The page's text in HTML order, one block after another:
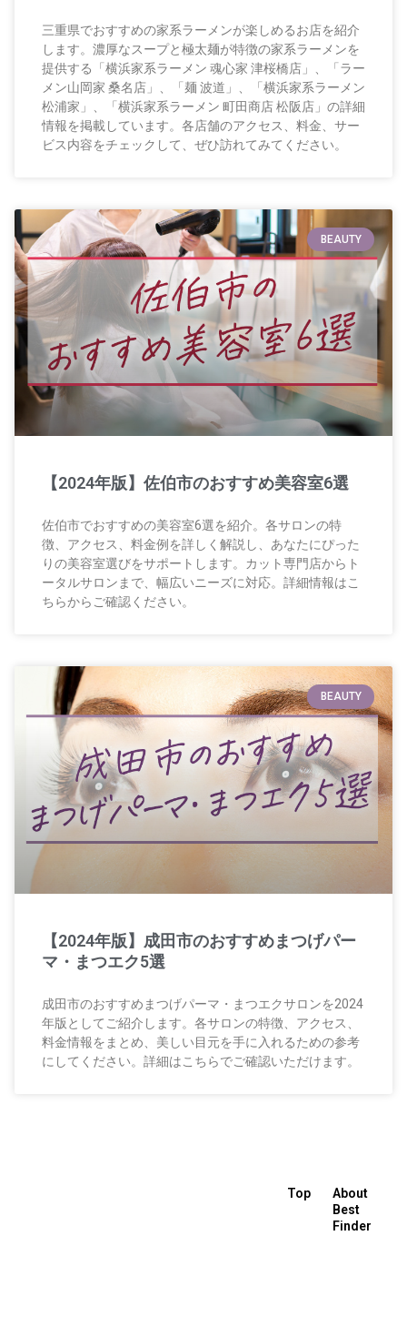
三重県でおすすめの家系ラーメンが楽しめるお店を紹介
します。濃厚なスープと極太麺が特徴の家系ラーメンを
提供する「横浜家系ラーメン 魂心家 津桜橋店」、「ラー
メン山岡家 桑名店」、「麺 波道」、「横浜家系ラーメン
松浦家」、「横浜家系ラーメン 町田商店 松阪店」の詳細
情報を掲載しています。各店舗のアクセス、料金、サー
ビス内容をチェックして、ぜひ訪れてみてください。
BEAUTY
【2024年版】佐伯市のおすすめ美容室6選
佐伯市でおすすめの美容室6選を紹介。各サロンの特
徴、アクセス、料金例を詳しく解説し、あなたにぴった
りの美容室選びをサポートします。カット専門店からト
ータルサロンまで、幅広いニーズに対応。詳細情報はこ
ちらからご確認ください。
BEAUTY
【2024年版】成田市のおすすめまつげパー
マ・まつエク5選
成田市のおすすめまつげパーマ・まつエクサロンを2024
年版としてご紹介します。各サロンの特徴、アクセス、
料金情報をまとめ、美しい目元を手に入れるための参考
にしてください。詳細はこちらでご確認いただけます。
Top
About
Best
Finder